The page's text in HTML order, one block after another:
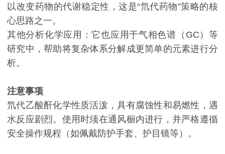
以改变药物的代谢稳定性，这是“氘代药物”策略的核
心思路之一。
其他分析化学应用：它也应用于气相色谱（GC）等
研究中，帮助将复杂体系分解成更简单的元素进行分
析。
注意事项
氘代乙酸酐化学性质活泼，具有腐蚀性和易燃性，遇
水反应剧烈。使用时须在通风橱内进行，并严格遵循
安全操作规程（如佩戴防护手套、护目镜等）。